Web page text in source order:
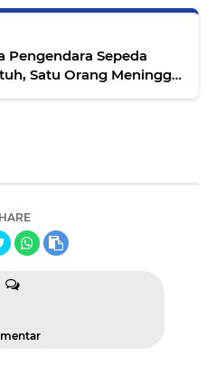
Pengendara Sepeda
Satu Orang Meninggal